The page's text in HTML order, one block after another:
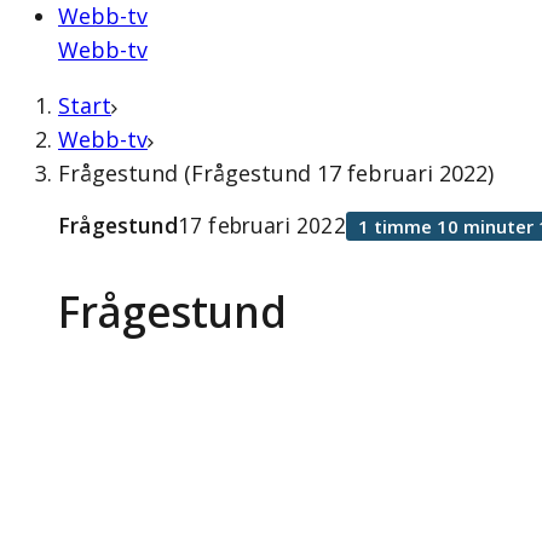
Webb-tv
Webb-tv
Start
Webb-tv
Frågestund (Frågestund 17 februari 2022)
Frågestund
Frågestund17 februari 2022 1 timme 10 minuter